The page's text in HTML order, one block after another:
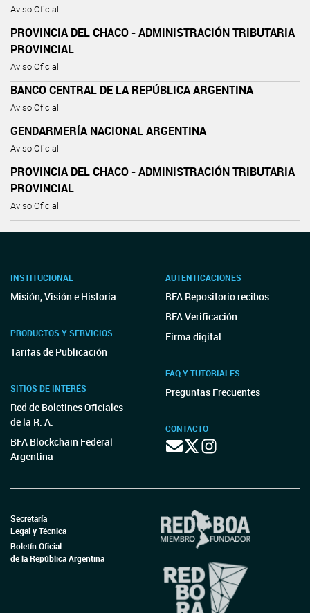
Aviso Oficial
PROVINCIA DEL CHACO - ADMINISTRACIÓN TRIBUTARIA
PROVINCIAL
Aviso Oficial
BANCO CENTRAL DE LA REPÚBLICA ARGENTINA
Aviso Oficial
GENDARMERÍA NACIONAL ARGENTINA
Aviso Oficial
PROVINCIA DEL CHACO - ADMINISTRACIÓN TRIBUTARIA
PROVINCIAL
Aviso Oficial
INSTITUCIONAL
Misión, Visión e Historia
PRODUCTOS Y SERVICIOS
Tarifas de Publicación
SITIOS DE INTERÉS
Red de Boletines Oficiales
de la R. A.
BFA Blockchain Federal
Argentina
AUTENTICACIONES
BFA Repositorio recibos
BFA Verificación
Firma digital
FAQ Y TUTORIALES
Preguntas Frecuentes
CONTACTO
Secretaría
Legal y Técnica
Boletín Oficial
de la República Argentina